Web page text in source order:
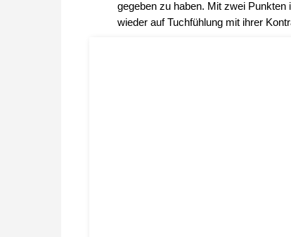
gegeben zu haben. Mit zwei
wieder auf Tuchfühlung mit ihrer